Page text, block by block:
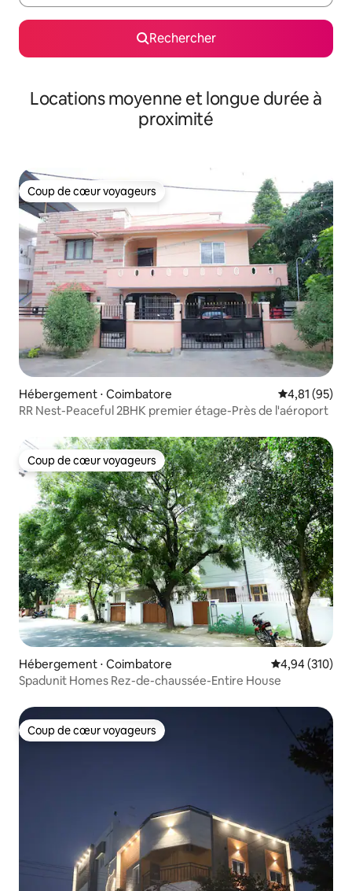
Rechercher
Locations moyenne et longue durée à
proximité
Coup de cœur voyageurs
Coup de cœur voyageurs
Hébergement ⋅ Coimbatore Évaluation
4,81 (95)
RR Nest-Peaceful 2BHK premier étage-Près de l'aéroport
Coup de cœur voyageurs
Coup de cœur voyageurs
Hébergement ⋅ Coimbatore Évaluation
4,94 (310)
Spadunit Homes Rez-de-chaussée-Entire House
Coup de cœur voyageurs
Coup de cœur voyageurs